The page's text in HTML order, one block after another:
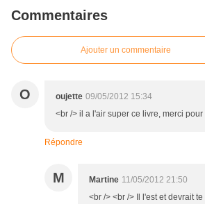
Commentaires
Ajouter un commentaire
O oujette 09/05/2012 15:34
<br /> il a l'air super ce livre, merci
Répondre
M Martine 11/05/2012 21:50
<br /> <br /> Il l'est et devrait